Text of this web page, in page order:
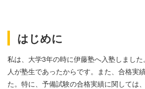
はじめに
私は、大学3年の時に伊藤塾へ入塾しまし
人が塾生であったからです。また、合格実
た。特に、予備試験の合格実績に関しては